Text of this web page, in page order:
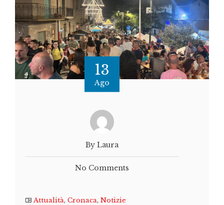
13
Ago
By Laura
No Comments
Attualità, Cronaca, Notizie